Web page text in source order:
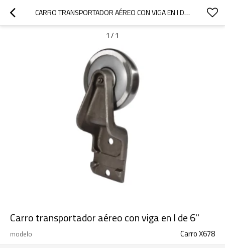
CARRO TRANSPORTADOR AÉREO CON VIGA EN I DE 6''
1 / 1
Carro transportador aéreo con viga en I de 6''
modelo Carro X678